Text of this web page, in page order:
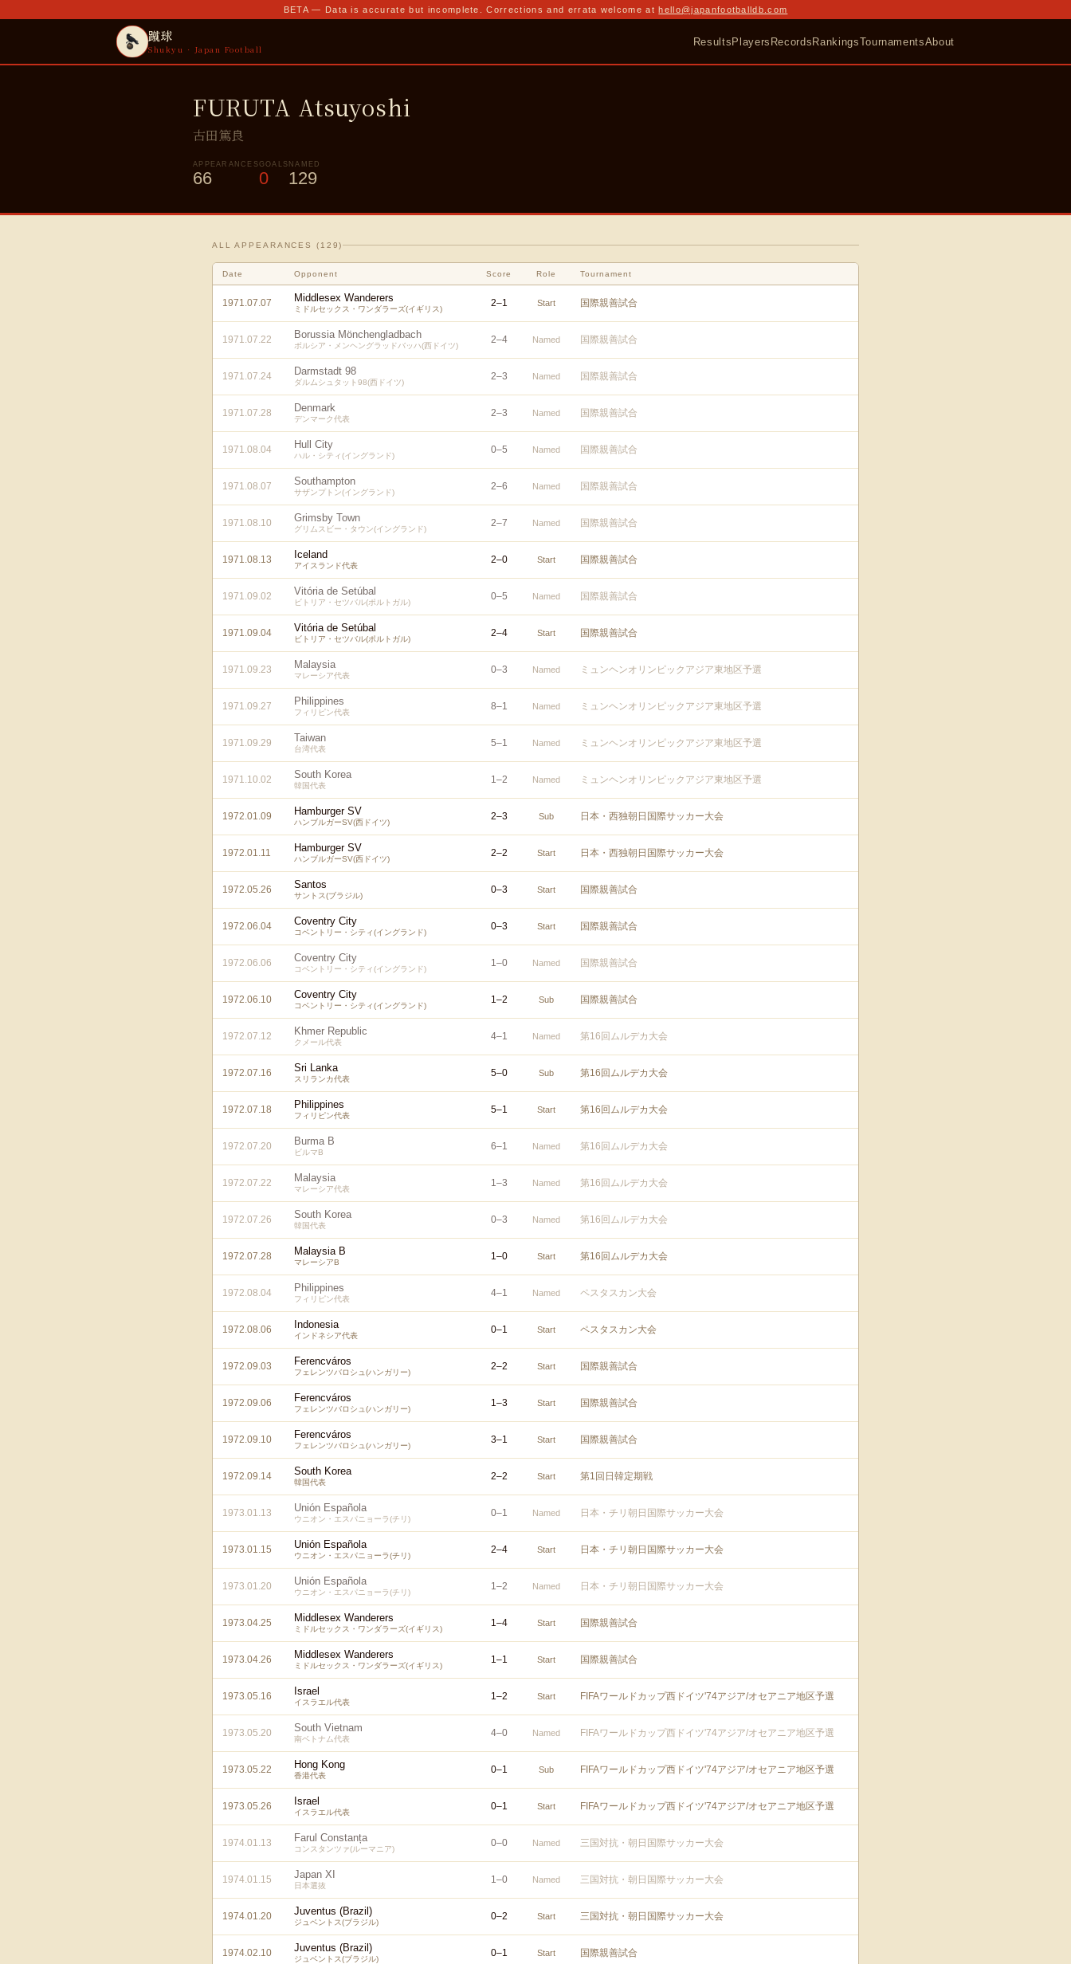
BETA — Data is accurate but incomplete. Corrections and errata welcome at hello@japanfootballdb.com
蹴球
Shukyu · Japan Football
ResultsPlayers RecordsRankingsTournamentsAbout
FURUTA Atsuyoshi
古田篤良
APPEARANCES
66
GOALS
0
NAMED
129
ALL APPEARANCES ( 129)
Date Opponent Score Role Tournament
1971.07.07 Middlesex Wanderers
ミドルセックス・ワンダラーズ(イギリス)
2–1 Start 国際親善試合
1971.07.22 Borussia Mönchengladbach
ボルシア・メンヘングラッドバッハ(西ドイツ)
2–4 Named 国際親善試合
1971.07.24 Darmstadt 98
ダルムシュタット98(西ドイツ)
2–3 Named 国際親善試合
1971.07.28 Denmark
デンマーク代表
2–3 Named 国際親善試合
1971.08.04 Hull City
ハル・シティ(イングランド)
0–5 Named 国際親善試合
1971.08.07 Southampton
サザンプトン(イングランド)
2–6 Named 国際親善試合
1971.08.10 Grimsby Town
グリムスビー・タウン(イングランド)
2–7 Named 国際親善試合
1971.08.13 Iceland
アイスランド代表
2–0 Start 国際親善試合
1971.09.02 Vitória de Setúbal
ビトリア・セツバル(ポルトガル)
0–5 Named 国際親善試合
1971.09.04 Vitória de Setúbal
ビトリア・セツバル(ポルトガル)
2–4 Start 国際親善試合
1971.09.23 Malaysia
マレーシア代表
0–3 Named ミュンヘンオリンピックアジア東地区予選
1971.09.27 Philippines
フィリピン代表
8–1 Named ミュンヘンオリンピックアジア東地区予選
1971.09.29 Taiwan
台湾代表
5–1 Named ミュンヘンオリンピックアジア東地区予選
1971.10.02 South Korea
韓国代表
1–2 Named ミュンヘンオリンピックアジア東地区予選
1972.01.09 Hamburger SV
ハンブルガーSV(西ドイツ)
2–3 Sub 日本・西独朝日国際サッカー大会
1972.01.11 Hamburger SV
ハンブルガーSV(西ドイツ)
2–2 Start 日本・西独朝日国際サッカー大会
1972.05.26 Santos
サントス(ブラジル)
0–3 Start 国際親善試合
1972.06.04 Coventry City
コベントリー・シティ(イングランド)
0–3 Start 国際親善試合
1972.06.06 Coventry City
コベントリー・シティ(イングランド)
1–0 Named 国際親善試合
1972.06.10 Coventry City
コベントリー・シティ(イングランド)
1–2 Sub 国際親善試合
1972.07.12 Khmer Republic
クメール代表
4–1 Named 第16回ムルデカ大会
1972.07.16 Sri Lanka
スリランカ代表
5–0 Sub 第16回ムルデカ大会
1972.07.18 Philippines
フィリピン代表
5–1 Start 第16回ムルデカ大会
1972.07.20 Burma B
ビルマB
6–1 Named 第16回ムルデカ大会
1972.07.22 Malaysia
マレーシア代表
1–3 Named 第16回ムルデカ大会
1972.07.26 South Korea
韓国代表
0–3 Named 第16回ムルデカ大会
1972.07.28 Malaysia B
マレーシアB
1–0 Start 第16回ムルデカ大会
1972.08.04 Philippines
フィリピン代表
4–1 Named ペスタスカン大会
1972.08.06 Indonesia
インドネシア代表
0–1 Start ペスタスカン大会
1972.09.03 Ferencváros
フェレンツバロシュ(ハンガリー)
2–2 Start 国際親善試合
1972.09.06 Ferencváros
フェレンツバロシュ(ハンガリー)
1–3 Start 国際親善試合
1972.09.10 Ferencváros
フェレンツバロシュ(ハンガリー)
3–1 Start 国際親善試合
1972.09.14 South Korea
韓国代表
2–2 Start 第1回日韓定期戦
1973.01.13 Unión Española
ウニオン・エスパニョーラ(チリ)
0–1 Named 日本・チリ朝日国際サッカー大会
1973.01.15 Unión Española
ウニオン・エスパニョーラ(チリ)
2–4 Start 日本・チリ朝日国際サッカー大会
1973.01.20 Unión Española
ウニオン・エスパニョーラ(チリ)
1–2 Named 日本・チリ朝日国際サッカー大会
1973.04.25 Middlesex Wanderers
ミドルセックス・ワンダラーズ(イギリス)
1–4 Start 国際親善試合
1973.04.26 Middlesex Wanderers
ミドルセックス・ワンダラーズ(イギリス)
1–1 Start 国際親善試合
1973.05.16 Israel
イスラエル代表
1–2 Start FIFAワールドカップ西ドイツ'74アジア/オセアニア地区予選
1973.05.20 South Vietnam
南ベトナム代表
4–0 Named FIFAワールドカップ西ドイツ'74アジア/オセアニア地区予選
1973.05.22 Hong Kong
香港代表
0–1 Sub FIFAワールドカップ西ドイツ'74アジア/オセアニア地区予選
1973.05.26 Israel
イスラエル代表
0–1 Start FIFAワールドカップ西ドイツ'74アジア/オセアニア地区予選
1974.01.13 Farul Constanța
コンスタンツァ(ルーマニア)
0–0 Named 三国対抗・朝日国際サッカー大会
1974.01.15 Japan XI
日本選抜
1–0 Named 三国対抗・朝日国際サッカー大会
1974.01.20 Juventus (Brazil)
ジュベントス(ブラジル)
0–2 Start 三国対抗・朝日国際サッカー大会
1974.02.10 Juventus (Brazil)
ジュベントス(ブラジル)
0–1 Start 国際親善試合